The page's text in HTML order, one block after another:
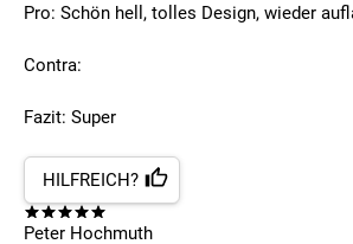
Pro: Schön hell, tolles Design, wieder
Contra:
Fazit: Super
HILFREICH?
Peter Hochmuth